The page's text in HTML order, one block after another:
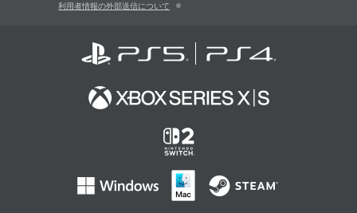
利用者情報の外部送信について